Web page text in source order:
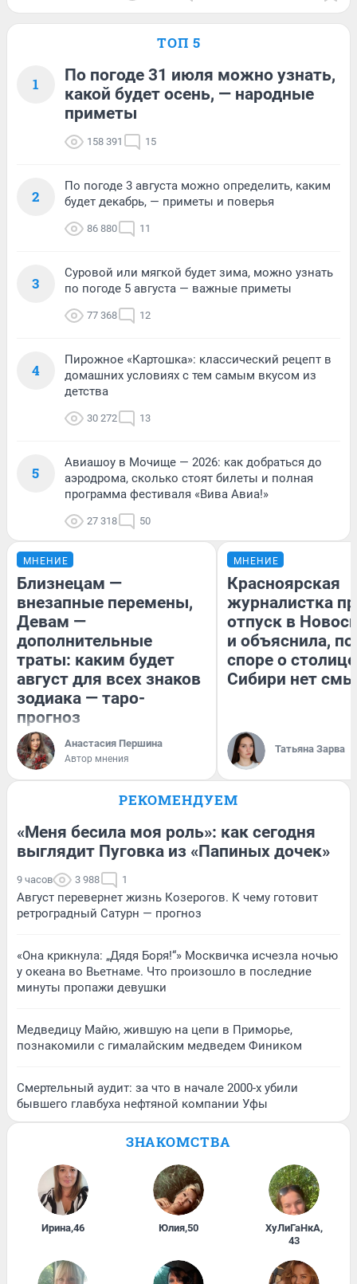
ТОП 5
1
По погоде 31 июля можно узнать,
какой будет осень, — народные
приметы
158 391 15
2
По погоде 3 августа можно определить, каким
будет декабрь, — приметы и поверья
86 880 11
3
Суровой или мягкой будет зима, можно узнать
по погоде 5 августа — важные приметы
77 368 12
4
Пирожное «Картошка»: классический рецепт в
домашних условиях с тем самым вкусом из
детства
30 272 13
5
Авиашоу в Мочище — 2026: как добраться до
аэродрома, сколько стоят билеты и полная
программа фестиваля «Вива Авиа!»
27 318 50
МНЕНИЕ
Близнецам —
внезапные перемены,
Девам —
дополнительные
траты: каким будет
август для всех знаков
зодиака — таро-
прогноз
Анастасия Першина
Автор мнения
МНЕНИЕ
Красноярская
журналистка
отпуск в
и объяснила,
споре о столице
Сибири нет
Татьяна Зарва
РЕКОМЕНДУЕМ
«Меня бесила моя роль»: как сегодня
выглядит Пуговка из «Папиных дочек»
9 часов 3 988 1
Август перевернет жизнь Козерогов. К чему готовит
ретроградный Сатурн — прогноз
«Она крикнула: „Дядя Боря!“» Москвичка исчезла ночью
у океана во Вьетнаме. Что произошло в последние
минуты пропажи девушки
Медведицу Майю, жившую на цепи в Приморье,
познакомили с гималайским медведем Фиником
Смертельный аудит: за что в начале 2000-х убили
бывшего главбуха нефтяной компании Уфы
ЗНАКОМСТВА
Ирина,46 Юлия,50 ХуЛиГаНкА,
43